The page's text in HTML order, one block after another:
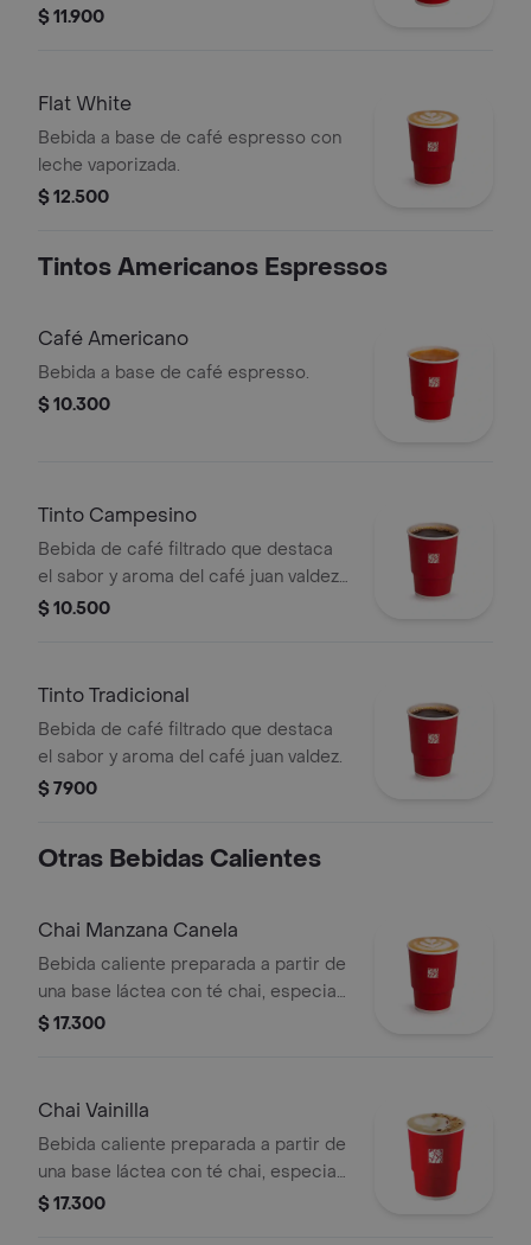
puede variar significativamente tras 5
domicilio.
$ 11.900
Flat White
Bebida a base de café espresso con
leche vaporizada.
$ 12.500
Tintos Americanos Espressos
Café Americano
Bebida a base de café espresso.
$ 10.300
Tinto Campesino
Bebida de café filtrado que destaca
el sabor y aroma del café juan valdez,
endulzada con panela, clavos y canela.
$ 10.500
Tinto Tradicional
Bebida de café filtrado que destaca
el sabor y aroma del café juan valdez.
$ 7900
Otras Bebidas Calientes
Chai Manzana Canela
Bebida caliente preparada a partir de
una base láctea con té chai, especias,
sabor de manzana-canela y endulzado
$ 17.300
Chai Vainilla
Bebida caliente preparada a partir de
una base láctea con té chai, especias,
sabor de vainilla, endulzado con miel y
$ 17.300